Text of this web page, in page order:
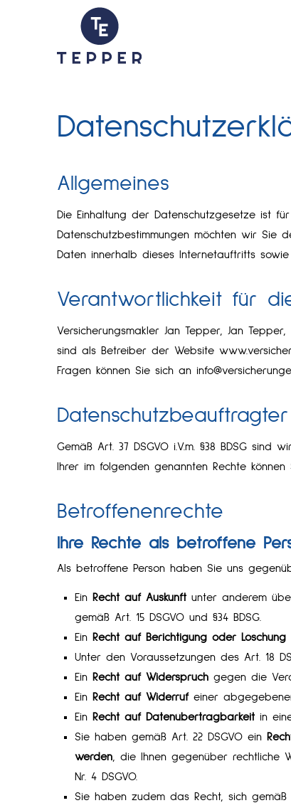
Allgemeines
Die Einhaltung der Datenschutzgesetze ist
Datenschutzbestimmungen möchten wir
Daten innerhalb dieses Internetauftritts sowie
Verantwortlichkeit für
Ver­sicherungs­makler Jan Tepper, Jan
sind als Betreiber der Website
Fragen können Sie sich an
Datenschutzbeauftragter
Gemäß Art. 37 DSGVO i.V.m. §38 BDSG
Ihrer im folgenden genannten Rechte
Betroffenenrechte
Ihre Rechte als betroffene
Als betroffene Person haben Sie uns
Ein Recht auf Auskunft unter anderem
gemäß Art. 15 DSGVO und §34 BDSG.
Ein Recht auf Berichtigung oder Löschung
Unter den Voraussetzungen des Art. 18
Ein Recht auf Widerspruch gegen die
Ein Recht auf Widerrufeiner
Ein Recht auf Datenübertragbarkeit in
Sie haben gemäß Art. 22 DSGVO ein
werden , die Ihnen gegenüber rechtliche
Nr. 4 DSGVO.
Sie haben zudem das Recht, sich gemäß